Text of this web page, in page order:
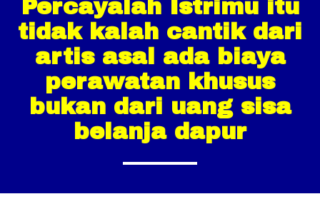
Percayalah Istrimu itu
tidak kalah cantik dari
artis asal ada biaya
perawatan khusus
bukan dari uang sisa
belanja dapur